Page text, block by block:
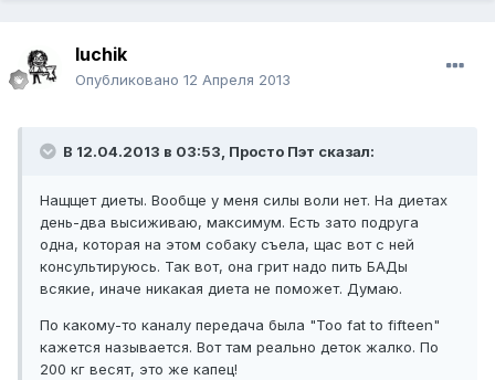
luchik
Опубликовано 12 Апреля 2013
В 12.04.2013 в 03:53, Просто Пэт сказал:
Нащщет диеты. Вообще у меня силы воли нет. На диетах
день-два высиживаю, максимум. Есть зато подруга
одна, которая на этом собаку съела, щас вот с ней
консультируюсь. Так вот, она грит надо пить БАДы
всякие, иначе никакая диета не поможет. Думаю.
По какому-то каналу передача была "Too fat to fifteen"
кажется называется. Вот там реально деток жалко. По
200 кг весят, это же капец!